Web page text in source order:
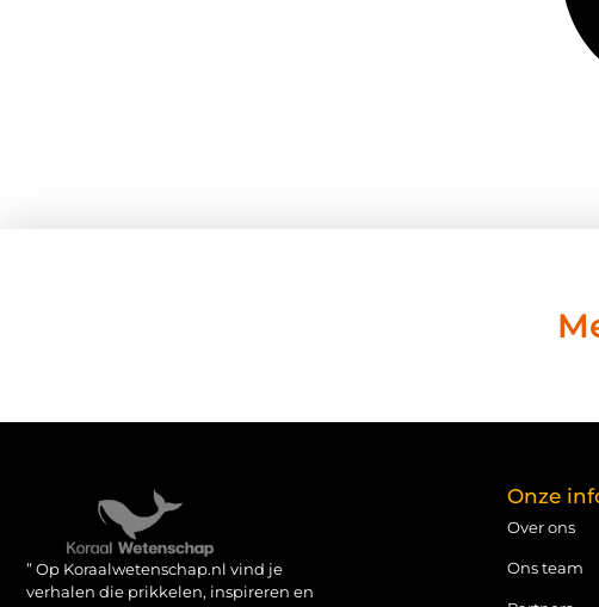
” Op Koraalwetenschap.nl vind je
verhalen die prikkelen, inspireren en
Onze
Over ons
Ons team